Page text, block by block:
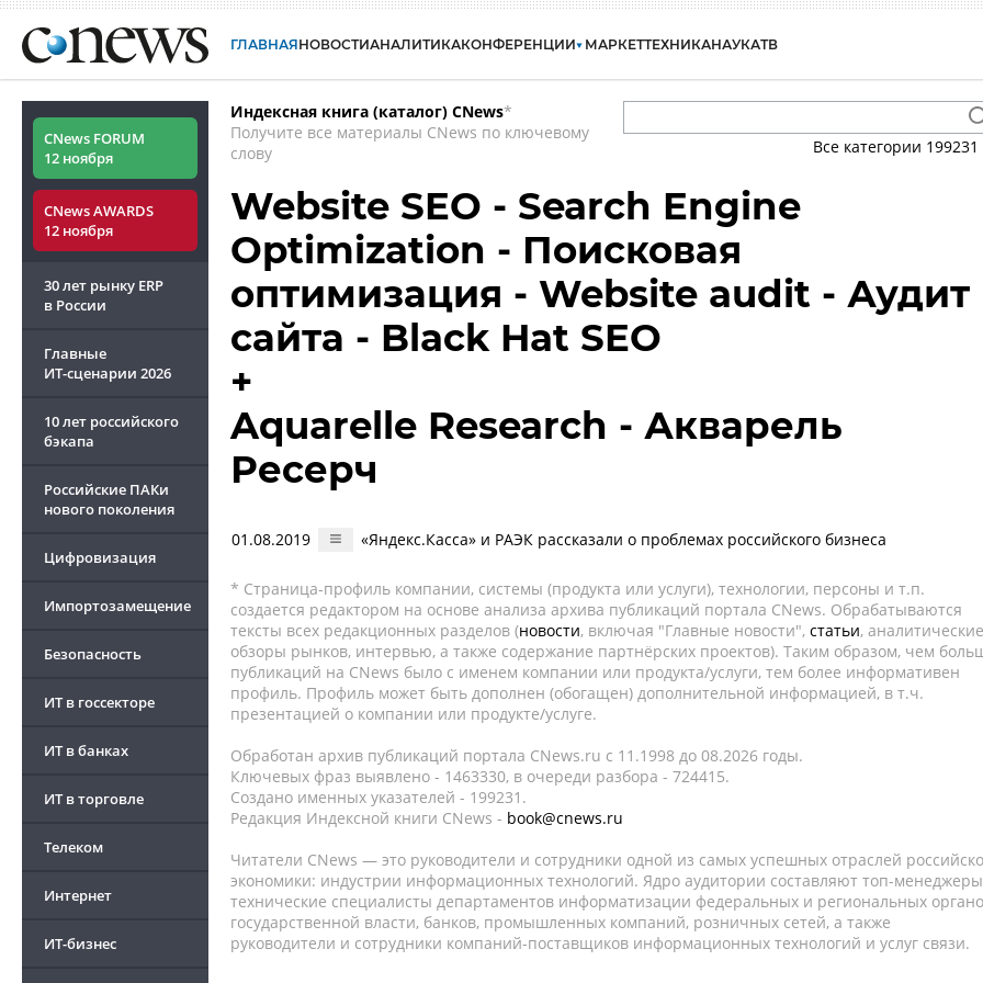
ГЛАВНАЯНОВОСТИАНАЛИТИКАКОНФЕРЕНЦИИ МАРКЕТТЕХНИКАНАУКАТВ
CNews FORUM
12 ноября
CNews AWARDS
12 ноября
30 лет рынку ERP
в России
Главные
ИТ-сценарии 2026
10 лет российского
бэкапа
Российские ПАКи
нового поколения
Цифровизация
Импортозамещение
Безопасность
ИТ в госсекторе
ИТ в банках
ИТ в торговле
Телеком
Интернет
ИТ-бизнес
Индексная книга (каталог) CNews*
Получите все материалы CNews по ключевому
слову
Все категории 199231
Website SEO - Search Engine
Optimization - Поисковая
оптимизация - Website audit - Аудит
сайта - Black Hat SEO
+
Aquarelle Research - Акварель
Ресерч
01.08.2019 «Яндекс.Касса» и РАЭК рассказали о проблемах российского бизнеса
* Страница-профиль компании, системы (продукта или услуги), технологии, персоны и т.п.
создается редактором на основе анализа архива публикаций портала CNews. Обрабатываются
тексты всех редакционных разделов (новости, включая "Главные новости", статьи, аналитические
обзоры рынков, интервью, а также содержание партнёрских проектов). Таким образом, чем
публикаций на CNews было с именем компании или продукта/услуги, тем более информативен
профиль. Профиль может быть дополнен (обогащен) дополнительной информацией, в т.ч.
презентацией о компании или продукте/услуге.
Обработан архив публикаций портала CNews.ru c 11.1998 до 08.2026 годы.
Ключевых фраз выявлено - 1463330, в очереди разбора - 724415.
Создано именных указателей - 199231.
Редакция Индексной книги CNews - book@cnews.ru
Читатели CNews — это руководители и сотрудники одной из самых успешных отраслей
экономики: индустрии информационных технологий. Ядро аудитории составляют топ-
технические специалисты департаментов информатизации федеральных и региональных
государственной власти, банков, промышленных компаний, розничных сетей, а также
руководители и сотрудники компаний-поставщиков информационных технологий и услуг связи.